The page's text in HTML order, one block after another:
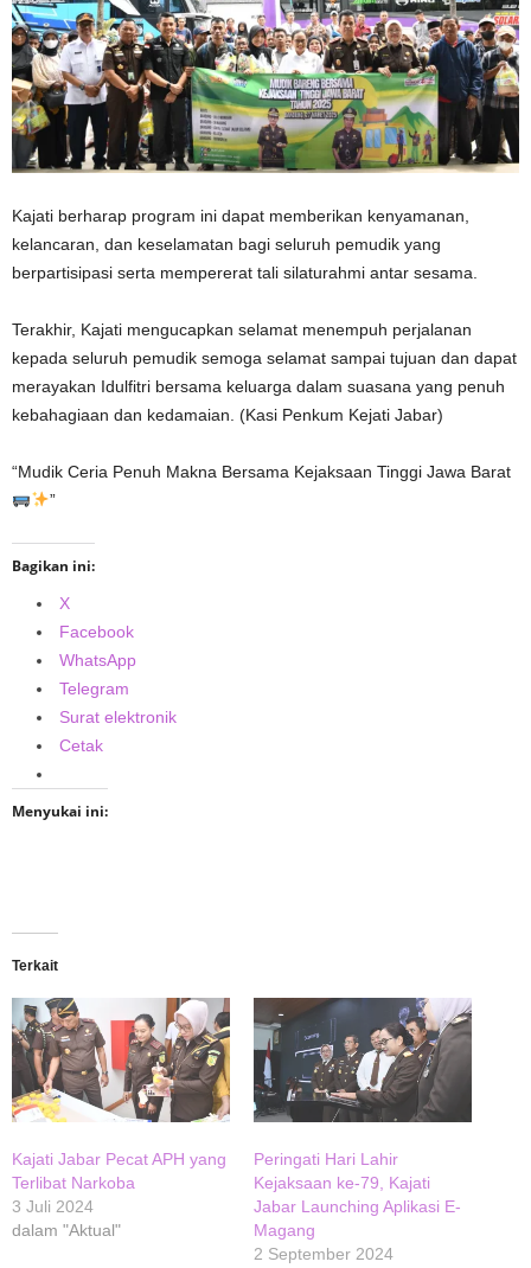
Kajati berharap program ini dapat memberikan kenyamanan,
kelancaran, dan keselamatan bagi seluruh pemudik yang
berpartisipasi serta mempererat tali silaturahmi antar sesama.
Terakhir, Kajati mengucapkan selamat menempuh perjalanan
kepada seluruh pemudik semoga selamat sampai tujuan dan dapat
merayakan Idulfitri bersama keluarga dalam suasana yang penuh
kebahagiaan dan kedamaian. (Kasi Penkum Kejati Jabar)
“Mudik Ceria Penuh Makna Bersama Kejaksaan Tinggi Jawa Barat
”
Bagikan ini:
X
Facebook
WhatsApp
Telegram
Surat elektronik
Cetak
Menyukai ini:
Terkait
Kajati Jabar Pecat APH yang
Terlibat Narkoba
3 Juli 2024
dalam "Aktual"
Peringati Hari Lahir
Kejaksaan ke-79, Kajati
Jabar Launching Aplikasi E-
Magang
2 September 2024